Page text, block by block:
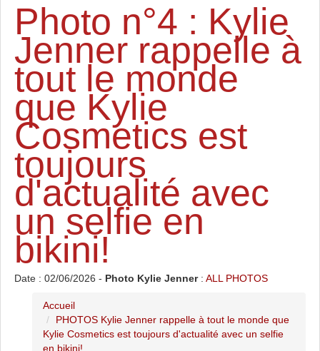
Photo n°4 : Kylie
Jenner rappelle à
tout le monde
que Kylie
Cosmetics est
toujours
d'actualité avec
un selfie en
bikini!
Date : 02/06/2026 - Photo Kylie Jenner: ALL PHOTOS
Accueil
PHOTOS Kylie Jenner rappelle à tout le monde que
Kylie Cosmetics est toujours d'actualité avec un selfie
en bikini!